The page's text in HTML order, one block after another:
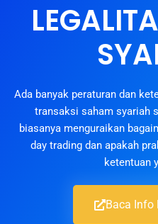
Ada banyak peraturan dan
transaksi saham syariah
biasanya menguraikan
day trading dan apakah
ketentuan
Baca Info